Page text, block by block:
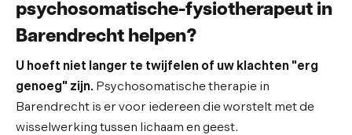
psychosomatische-fysiotherapeut in
Barendrecht helpen?
U hoeft niet langer te twijfelen of uw klachten "erg
genoeg" zijn.Psychosomatische therapie in
Barendrecht is er voor iedereen die worstelt met de
wisselwerking tussen lichaam en geest.